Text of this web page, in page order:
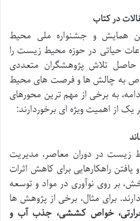
همایش و جشنواره ملی محیط
حیاتی در حوزه محیط زیست را
تلاش پژوهشگران متعددی
به چالش ها و فرصت های محیط
به برخی از مهم ترین محورهای
از اهمیت ویژه ای برخوردارند:
زیست در دوران معاصر، مدیریت
یافتن راهکارهایی برای کاهش اثرات
بر روی نوآوری در مواد و توسعه
برای مثال، برخی از پژوهش ها
خواص کششی، جذب آب و